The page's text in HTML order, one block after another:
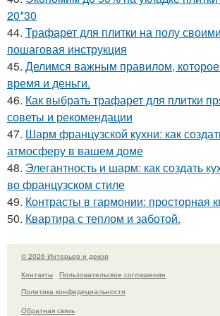
20*30
44. Трафарет для плитки на полу
пошаговая инструкция
45. Делимся важным правилом,
время и деньги.
46. Как выбрать трафарет для плитки
советы и рекомендации
47. Шарм французской кухни: как
атмосферу в вашем доме
48. Элегантность и шарм: как создать
во французском стиле
49. Контрасты в гармонии: просторная
50. Квартира с теплом и заботой.
© 2026 Интерьер и декор
Контакты
Пользовательское соглашение
Политика конфидециальности
Обратная связь